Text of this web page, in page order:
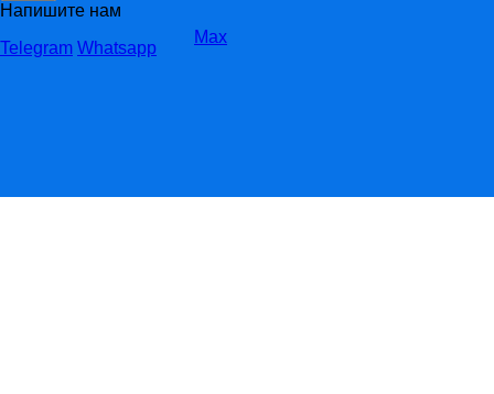
Напишите нам
Telegram Whatsapp
Max